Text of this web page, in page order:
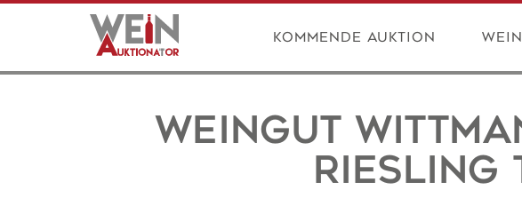
Kommende Auktion
Weingut
Riesling